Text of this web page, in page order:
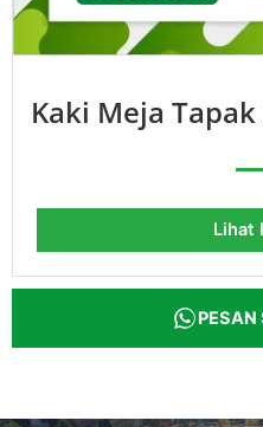
Kaki Meja
Lihat
PESAN